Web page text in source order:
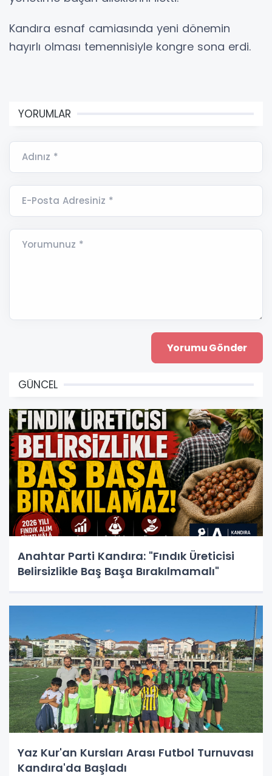
Kandıra esnaf camiasında yeni dönemin
hayırlı olması temennisiyle kongre sona erdi.
YORUMLAR
Adınız *
E-Posta Adresiniz *
Yorumunuz *
GÜNCEL
Anahtar Parti Kandıra: "Fındık Üreticisi
Belirsizlikle Baş Başa Bırakılmamalı"
Yaz Kur'an Kursları Arası Futbol Turnuvası
Kandıra'da Başladı